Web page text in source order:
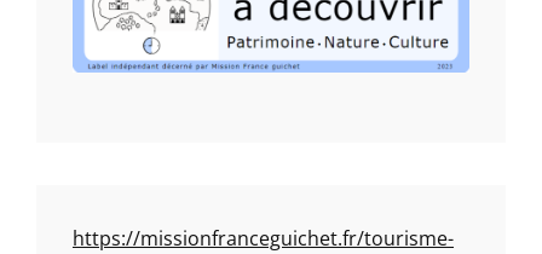
https://missionfranceguichet.fr/tourisme-